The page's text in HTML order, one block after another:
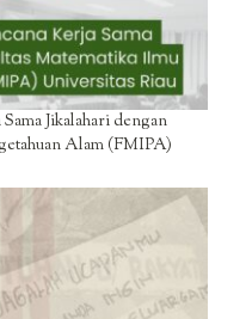
Jikalahari dengan
Alam (FMIPA)